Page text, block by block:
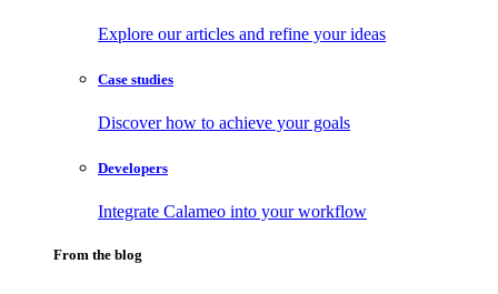
Explore our articles and refine your ideas
Case studies
Discover how to achieve your goals
Developers
Integrate Calameo into your workflow
From the blog